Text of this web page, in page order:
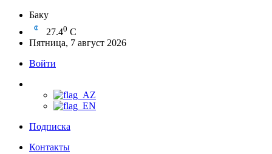
Баку
27.40 C
Пятница, 7 август 2026
Войти
Подписка
Контакты